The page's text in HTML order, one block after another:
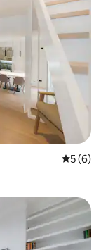
Средна
5 (6)